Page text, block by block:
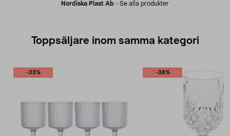
Nordiska Plast Ab - Se alla produkter
Toppsäljare inom samma kategori
-33% -38%